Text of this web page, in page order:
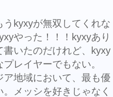
kyxyが無双してくれな
やった！！！kyxyあり
いたのだけれど、kyxy
レイヤーでもない。
地域において、最も優
メッシを好きじゃなく